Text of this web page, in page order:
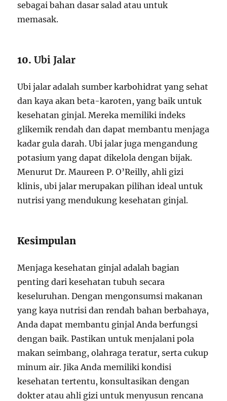
sebagai bahan dasar salad atau untuk
memasak.
10.Ubi Jalar
Ubi jalar adalah sumber karbohidrat yang sehat
dan kaya akan beta-karoten, yang baik untuk
kesehatan ginjal. Mereka memiliki indeks
glikemik rendah dan dapat membantu menjaga
kadar gula darah. Ubi jalar juga mengandung
potasium yang dapat dikelola dengan bijak.
Menurut Dr. Maureen P. O’Reilly, ahli gizi
klinis, ubi jalar merupakan pilihan ideal untuk
nutrisi yang mendukung kesehatan ginjal.
Kesimpulan
Menjaga kesehatan ginjal adalah bagian
penting dari kesehatan tubuh secara
keseluruhan. Dengan mengonsumsi makanan
yang kaya nutrisi dan rendah bahan berbahaya,
Anda dapat membantu ginjal Anda berfungsi
dengan baik. Pastikan untuk menjalani pola
makan seimbang, olahraga teratur, serta cukup
minum air. Jika Anda memiliki kondisi
kesehatan tertentu, konsultasikan dengan
dokter atau ahli gizi untuk menyusun rencana